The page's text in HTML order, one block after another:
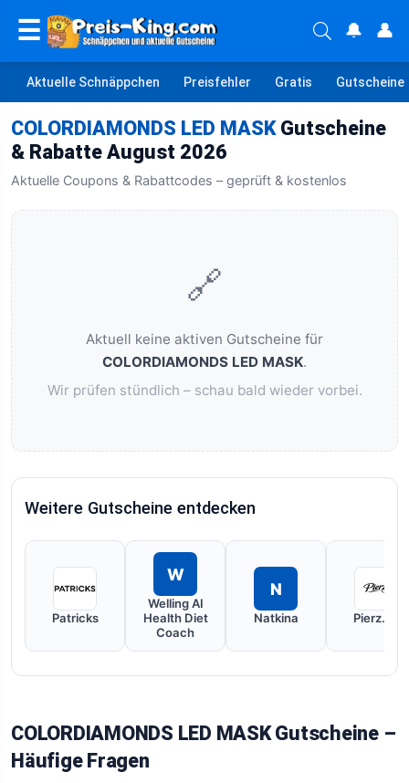
☰ 🔔 👤
Aktuelle Schnäppchen Preisfehler Gratis Gutscheine
COLORDIAMONDS LED MASKGutscheine
& Rabatte August 2026
Aktuelle Coupons & Rabattcodes – geprüft & kostenlos
🔗
Aktuell keine aktiven Gutscheine für
COLORDIAMONDS LED MASK.
Wir prüfen stündlich – schau bald wieder vorbei.
Weitere Gutscheine entdecken
Patricks
W
Welling AI
Health Diet
Coach
N
Natkina Pierz.de
COLORDIAMONDS LED MASK Gutscheine –
Häufige Fragen